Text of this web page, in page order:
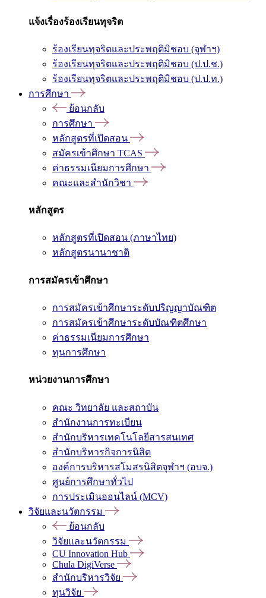
แจ้งเรื่องร้องเรียนทุจริต
ร้องเรียนทุจริตและประพฤติมิชอบ (จุฬาฯ)
ร้องเรียนทุจริตและประพฤติมิชอบ (ป.ป.ช.)
ร้องเรียนทุจริตและประพฤติมิชอบ (ป.ป.ท.)
การศึกษา
ย้อนกลับ
การศึกษา
หลักสูตรที่เปิดสอน
สมัครเข้าศึกษา TCAS
ค่าธรรมเนียมการศึกษา
คณะและสำนักวิชา
หลักสูตร
หลักสูตรที่เปิดสอน (ภาษาไทย)
หลักสูตรนานาชาติ
การสมัครเข้าศึกษา
การสมัครเข้าศึกษาระดับปริญญาบัณฑิต
การสมัครเข้าศึกษาระดับบัณฑิตศึกษา
ค่าธรรมเนียมการศึกษา
ทุนการศึกษา
หน่วยงานการศึกษา
คณะ วิทยาลัย และสถาบัน
สำนักงานการทะเบียน
สำนักบริหารเทคโนโลยีสารสนเทศ
สำนักบริหารกิจการนิสิต
องค์การบริหารสโมสรนิสิตจุฬาฯ (อบจ.)
ศูนย์การศึกษาทั่วไป
การประเมินออนไลน์ (MCV)
วิจัยและนวัตกรรม
ย้อนกลับ
วิจัยและนวัตกรรม
CU Innovation Hub
Chula DigiVerse
สำนักบริหารวิจัย
ทุนวิจัย